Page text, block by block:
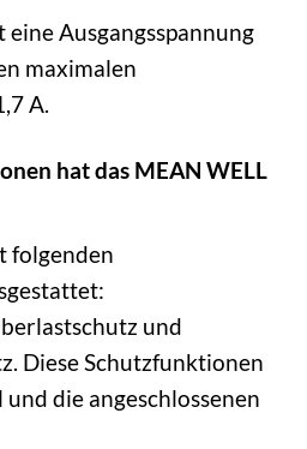
Ausgangsspannung
maximalen
A.
hat das MEAN WELL
folgenden
und
Diese Schutzfunktionen
die angeschlossenen